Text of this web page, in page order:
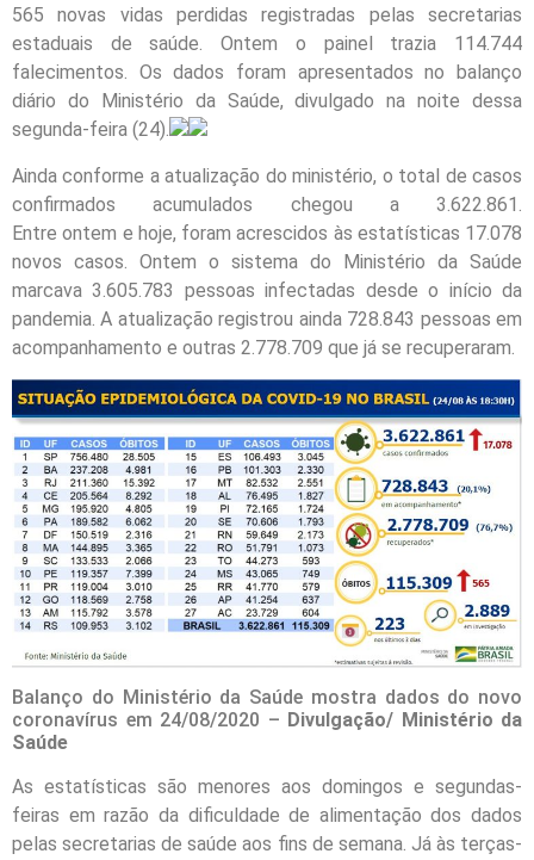
565 novas vidas perdidas registradas pelas secretarias
estaduais de saúde.Ontem o painel trazia 114.744
falecimentos. Os dados foram apresentados no balanço
diário do Ministério da Saúde, divulgado na noite dessa
segunda-feira (24).
Ainda conforme a atualização do ministério, o total de casos
confirmados acumulados chegou a 3.622.861.
Entreontem e hoje, foram acrescidos às estatísticas 17.078
novos casos. Ontem o sistema do Ministério da Saúde
marcava 3.605.783 pessoas infectadas desde o início da
pandemia. A atualização registrou ainda 728.843 pessoas em
acompanhamento e outras 2.778.709 que já se recuperaram.
Balanço do Ministério da Saúde mostra dados do novo
coronavírus em 24/08/2020 – Divulgação/ Ministério da
Saúde
As estatísticas são menores aos domingos e segundas-
feiras em razão da dificuldade de alimentação dos dados
pelas secretarias de saúde aos fins de semana. Já às terças-